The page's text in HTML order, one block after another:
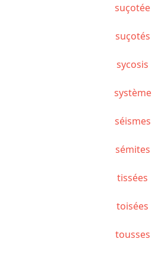
suçotée
suçotés
sycosis
système
séismes
sémites
tissées
toisées
tousses